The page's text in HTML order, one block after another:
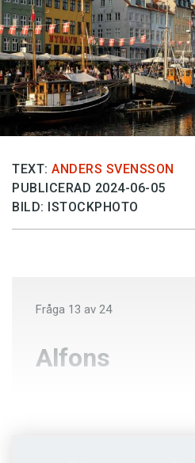
Anmäl till språkpolisen
Föreslå nyord
Annonsera
Prenumerera
Läs Språktidningen digitalt
TEXT: ANDERS SVENSSON
PUBLICERAD 2024-06-05
BILD: ISTOCKPHOTO
Fråga 13 av 24
Alfons